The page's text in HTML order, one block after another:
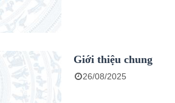
Giới thiệu chung
26/08/2025